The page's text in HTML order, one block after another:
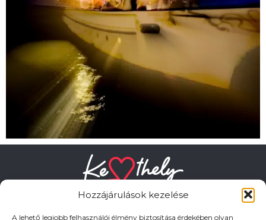
Hozzájárulások kezelése
A lehető legjobb felhasználói élmény biztosítása érdekében olyan